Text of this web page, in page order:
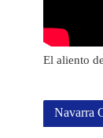
El aliento
Navarra